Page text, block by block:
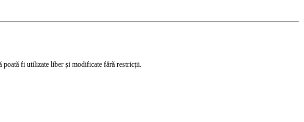
fi utilizate liber și modificate fără restricții.